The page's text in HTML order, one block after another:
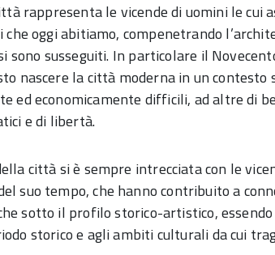
rappresenta le vicende di uomini le cui
oggi abitiamo, compenetrando
sono susseguiti. In particolare il
nascere la città moderna in un
ed economicamente difficili, ad altre di
e di libertà.
città si è sempre intrecciata con le
suo tempo, che hanno contribuito a
sotto il profilo storico-artistico,
storico e agli ambiti culturali da cui